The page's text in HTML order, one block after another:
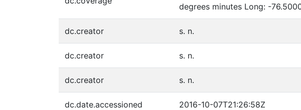
degrees minutes Long: -
dc.creator s. n.
dc.creator s. n.
dc.creator s. n.
dc.date.accessioned 2016-10-07T21:26:58Z